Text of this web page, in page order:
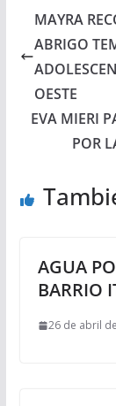
MAYRA
ABRIGO
OESTE
EVA MIERI
POR
AGUA
BARRIO
26 de abril